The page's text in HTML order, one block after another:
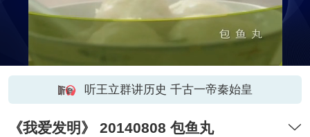
听王立群讲历史 千古一帝秦始皇
《我爱发明》 20140808 包鱼丸